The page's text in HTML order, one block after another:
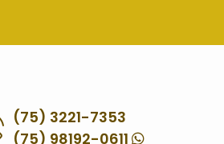
(75) 3221-7353
(75) 98192-0611